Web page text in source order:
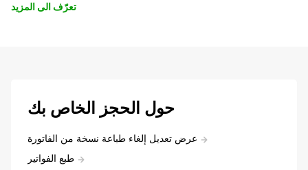
تعرّف الى المزيد
حول الحجز الخاص بك
عرض تعديل إلغاء طباعة نسخة من الفاتورة
طبع الفواتير